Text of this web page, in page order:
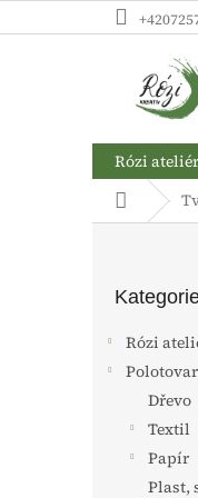
na
Rózi ateliér
Domů
kategorie
Rózi
Dřevo
Textil
Papír
Plast,